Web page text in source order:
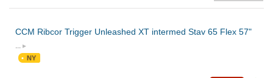
CCM Ribcor Trigger Unleashed XT intermed Stav 65 Flex 57"
...
NY